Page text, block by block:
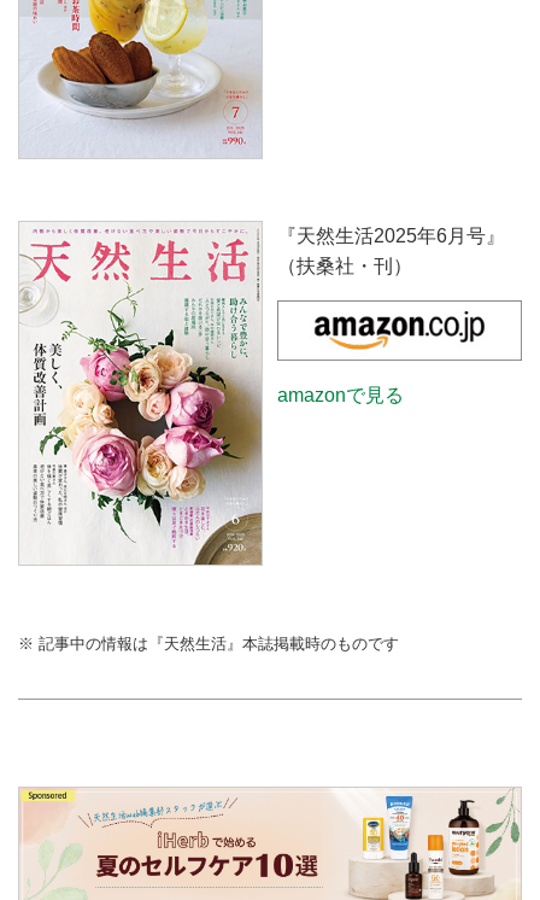
『天然生活2025年6月号』
（扶桑社・刊）
amazonで見る
※ 記事中の情報は『天然生活』本誌掲載時のものです